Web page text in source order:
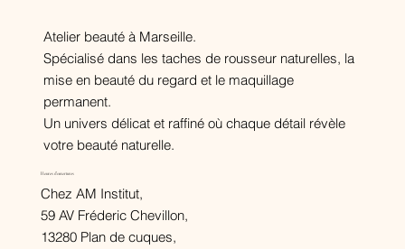
Atelier beauté à Marseille.
Spécialisé dans les taches de rousseur naturelles, la
mise en beauté du regard et le maquillage
permanent.
Un univers délicat et raffiné où chaque détail révèle
votre beauté naturelle.
Heures d'ouvertures
Chez AM Institut,
59 AV Fréderic Chevillon,
13280 Plan de cuques,